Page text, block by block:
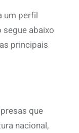
um perfil
abaixo
principais
que
nacional,